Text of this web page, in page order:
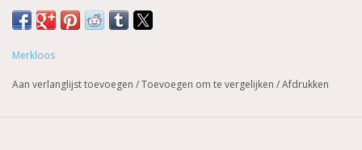
Prijzen zijn incl.
Merkloos
Aan verlanglijst toevoegen /Toevoegen om te vergelijken /Afdrukken